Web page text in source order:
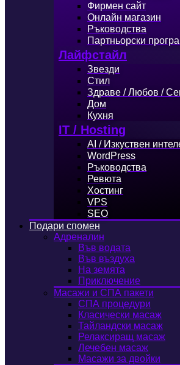
Фирмен сайт
Онлайн магазин
Ръководства
Партньорски
Лайфстайл
Звезди
Стил
Здраве / Любов /
Дом
Кухня
IT / Hosting
AI / Изкуствен
WordPress
Ръководства
Ревюта
Хостинг
VPS
SEO
Подари спомен
Адреналин
Във водата
Във въздуха
На земята
Приключение
Масажи и СПА пакети
СПА процедури
Класически масаж
Тайландски масаж
Релаксиращ масаж
Лечебен масаж
Масажи за двойки